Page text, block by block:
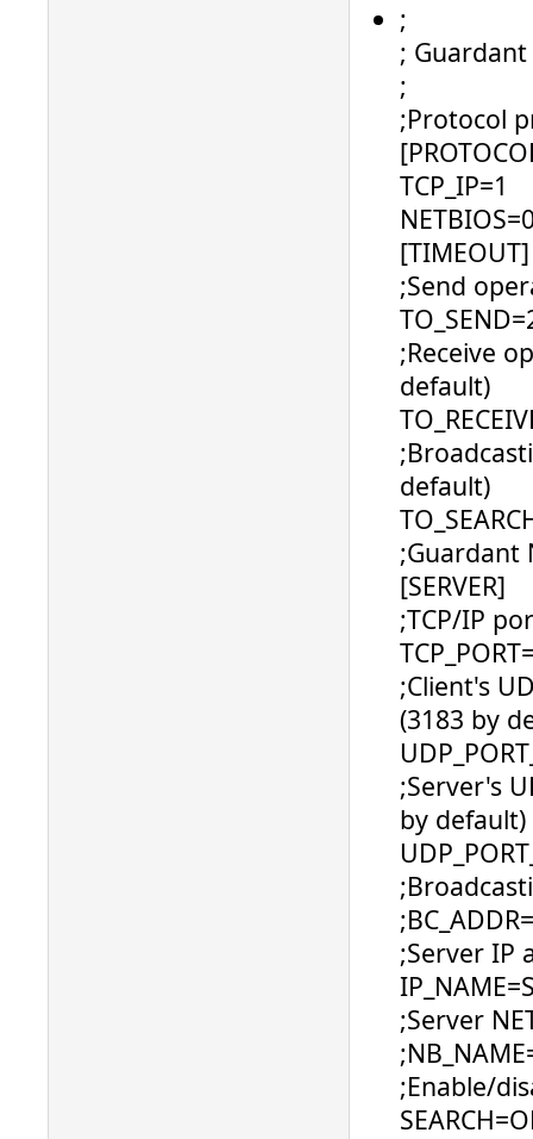
;
;
;
;Protocol
TCP_IP=1
[TIMEOUT]
;Send
;Receive
default)
default)
;Guardant
[SERVER]
;TCP/IP
;Client's
(3183 by
;Server's
by default)
;Server IP
;Server
;Enable/